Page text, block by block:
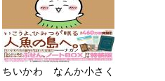
ちいかわ なんか小さく